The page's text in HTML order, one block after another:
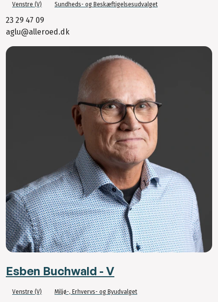
Venstre (V) Sundheds- og Beskæftigelsesudvalget
23 29 47 09
aglu@alleroed.dk
Esben Buchwald - V
Venstre (V) Miljø-, Erhvervs- og Byudvalget